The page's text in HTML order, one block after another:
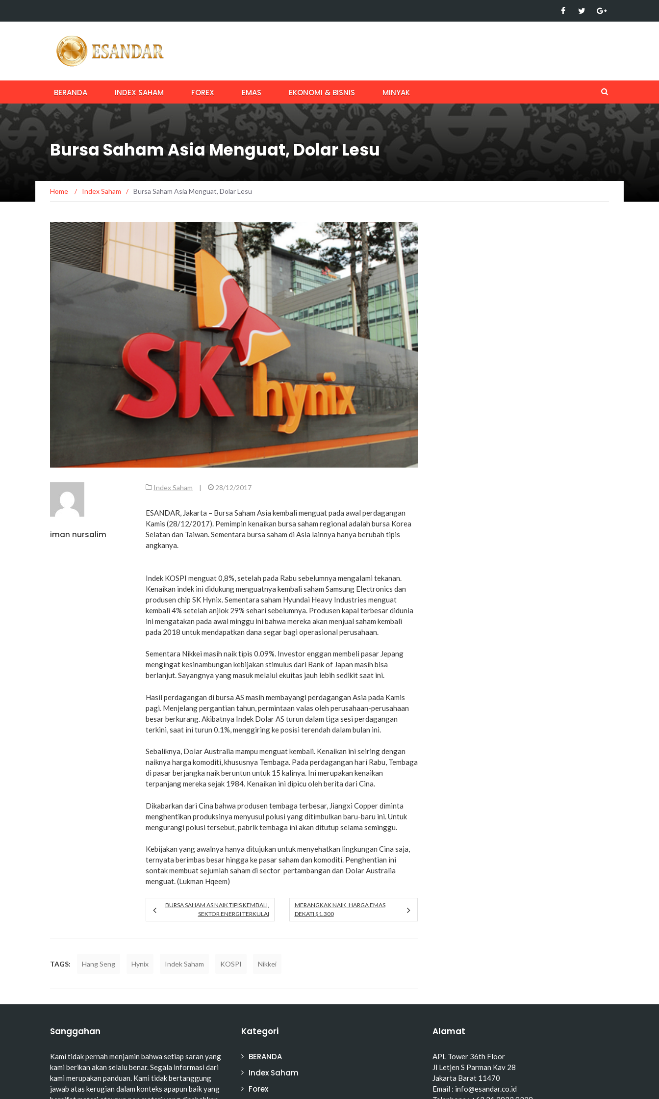
BERANDA INDEX SAHAM FOREX EMAS EKONOMI & BISNIS MINYAK
Bursa Saham Asia Menguat, Dolar Lesu
Home / Index Saham / Bursa Saham Asia Menguat, Dolar Lesu
iman nursalim
Index Saham | 28/12/2017
ESANDAR, Jakarta – Bursa Saham Asia kembali menguat pada awal perdagangan
Kamis (28/12/2017). Pemimpin kenaikan bursa saham regional adalah bursa Korea
Selatan dan Taiwan. Sementara bursa saham di Asia lainnya hanya berubah tipis
angkanya.
Indek KOSPI menguat 0,8%, setelah pada Rabu sebelumnya mengalami tekanan.
Kenaikan indek ini didukung menguatnya kembali saham Samsung Electronics dan
produsen chip SK Hynix. Sementara saham Hyundai Heavy Industries menguat
kembali 4% setelah anjlok 29% sehari sebelumnya. Produsen kapal terbesar didunia
ini mengatakan pada awal minggu ini bahwa mereka akan menjual saham kembali
pada 2018 untuk mendapatkan dana segar bagi operasional perusahaan.
Sementara Nikkei masih naik tipis 0.09%. Investor enggan membeli pasar Jepang
mengingat kesinambungan kebijakan stimulus dari Bank of Japan masih bisa
berlanjut. Sayangnya yang masuk melalui ekuitas jauh lebih sedikit saat ini.
Hasil perdagangan di bursa AS masih membayangi perdagangan Asia pada Kamis
pagi. Menjelang pergantian tahun, permintaan valas oleh perusahaan-perusahaan
besar berkurang. Akibatnya Indek Dolar AS turun dalam tiga sesi perdagangan
terkini, saat ini turun 0.1%, menggiring ke posisi terendah dalam bulan ini.
Sebaliknya, Dolar Australia mampu menguat kembali. Kenaikan ini seiring dengan
naiknya harga komoditi, khususnya Tembaga. Pada perdagangan hari Rabu, Tembaga
di pasar berjangka naik beruntun untuk 15 kalinya. Ini merupakan kenaikan
terpanjang mereka sejak 1984. Kenaikan ini dipicu oleh berita dari Cina.
Dikabarkan dari Cina bahwa produsen tembaga terbesar, Jiangxi Copper diminta
menghentikan produksinya menyusul polusi yang ditimbulkan baru-baru ini. Untuk
mengurangi polusi tersebut, pabrik tembaga ini akan ditutup selama seminggu.
Kebijakan yang awalnya hanya ditujukan untuk menyehatkan lingkungan Cina saja,
ternyata berimbas besar hingga ke pasar saham dan komoditi. Penghentian ini
sontak membuat sejumlah saham di sector pertambangan dan Dolar Australia
menguat. (Lukman Hqeem)
BURSA SAHAM AS NAIK TIPIS KEMBALI,
SEKTOR ENERGI TERKULAI
MERANGKAK NAIK, HARGA EMAS
DEKATI $1.300
TAGS: Hang Seng Hynix Indek Saham KOSPI Nikkei
Sanggahan
Kami tidak pernah menjamin bahwa setiap saran yang
kami berikan akan selalu benar. Segala informasi dari
kami merupakan panduan. Kami tidak bertanggung
jawab atas kerugian dalam konteks apapun baik yang
Kategori
BERANDA
Index Saham
Forex
Alamat
APL Tower 36th Floor
Jl Letjen S Parman Kav 28
Jakarta Barat 11470
Email : info@esandar.co.id